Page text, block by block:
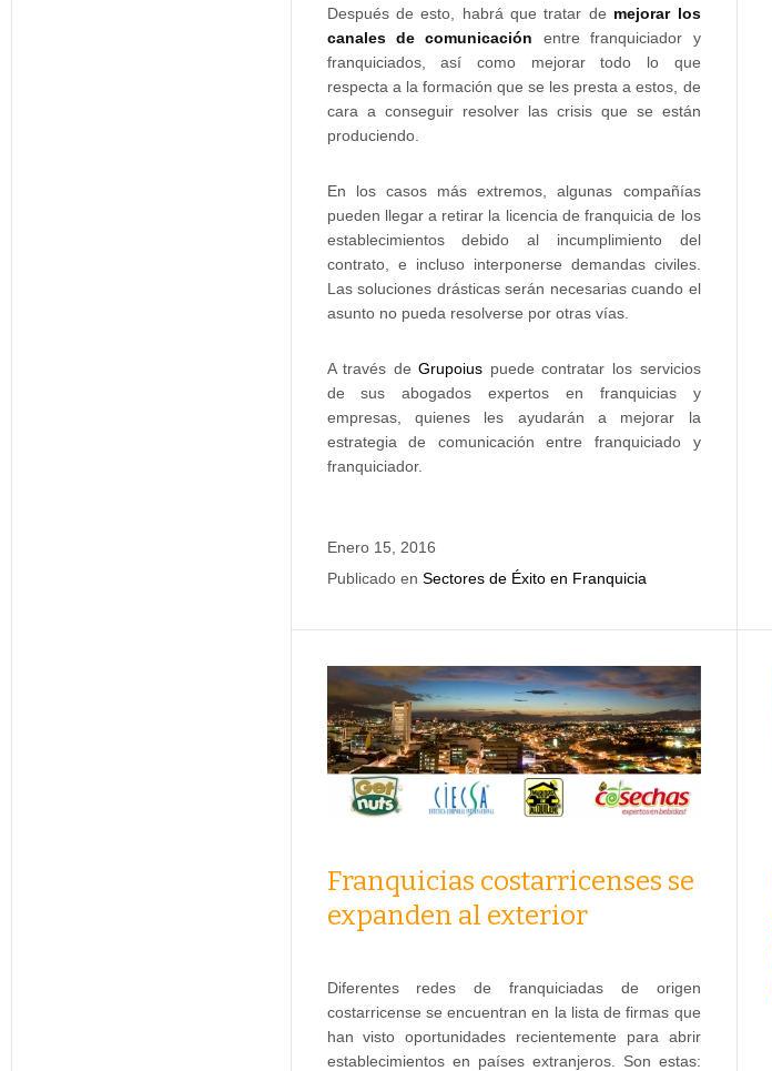
Después de esto, habrá que tratar de mejorar los
canales de comunicación entre franquiciador y
franquiciados, así como mejorar todo lo que
respecta a la formación que se les presta a estos, de
cara a conseguir resolver las crisis que se están
produciendo.
En los casos más extremos, algunas compañías
pueden llegar a retirar la licencia de franquicia de los
establecimientos debido al incumplimiento del
contrato, e incluso interponerse demandas civiles.
Las soluciones drásticas serán necesarias cuando el
asunto no pueda resolverse por otras vías.
A través deGrupoius puede contratar los servicios
de sus abogados expertos en franquicias y
empresas, quienes les ayudarán a mejorar la
estrategia de comunicación entre franquiciado y
franquiciador.
Enero 15, 2016
Publicado en Sectores de Éxito en Franquicia
Franquicias costarricenses se
expanden al exterior
Diferentes redes de franquiciadas de origen
costarricense se encuentran en la lista de firmas que
han visto oportunidades recientemente para abrir
establecimientos en países extranjeros. Son estas: